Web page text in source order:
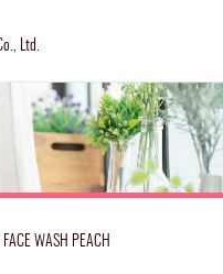
Ltd.
FACE WASH PEACH